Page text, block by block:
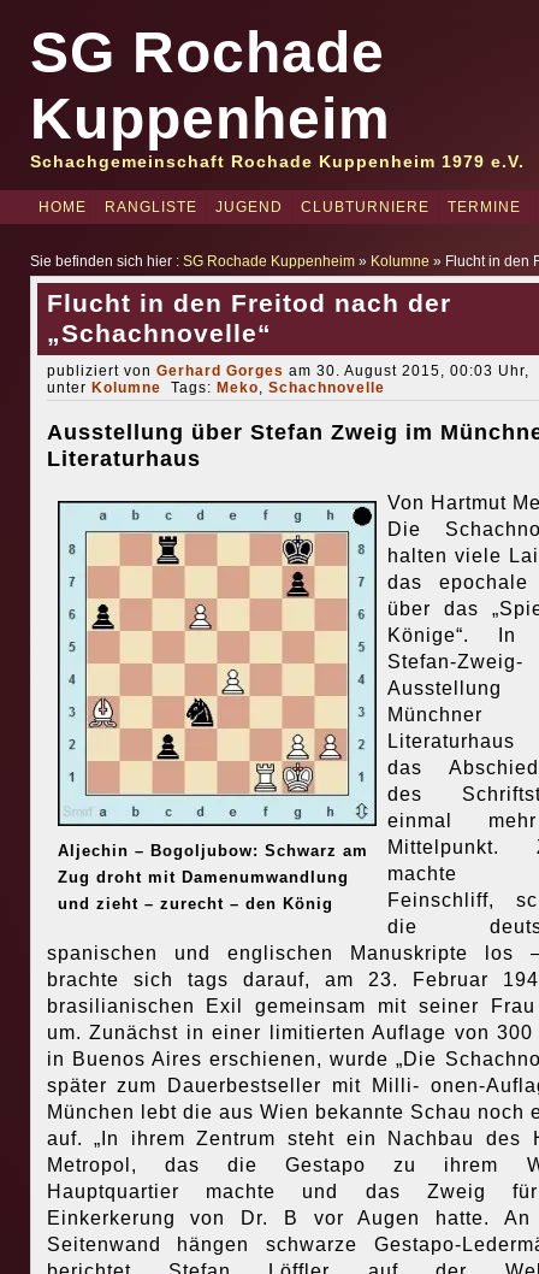
SG Rochade
Kuppenheim
Schachgemeinschaft Rochade Kuppenheim 1979 e.V.
HOME RANGLISTE JUGEND CLUBTURNIERE TERMINE
Sie befinden sich hier : SG Rochade Kuppenheim» Kolumne » Flucht in den
Flucht in den Freitod nach der
„Schachnovelle“
publiziert von Gerhard Gorges am 30. August 2015, 00:03 Uhr,
unter Kolumne Tags: Meko, Schachnovelle
Ausstellung über Stefan Zweig im
Literaturhaus
Aljechin – Bogoljubow: Schwarz am
Zug droht mit Damenumwandlung
und zieht – zurecht – den König
Von Hartmut
Die
halten viele
das epochale
über das
Könige“. In
Stefan-Zweig-
Münchner
Literaturhaus
das
des
einmal
Mittelpunkt.
machte
Feinschliff,
die
spanischen und englischen Manuskripte los
brachte sich tags darauf, am 23. Februar
brasilianischen Exil gemeinsam mit seiner
um. Zunächst in einer limitierten Auflage von 300
in Buenos Aires erschienen, wurde „Die
später zum Dauerbestseller mit Milli- onen-
München lebt die aus Wien bekannte Schau noch
auf. „In ihrem Zentrum steht ein Nachbau des
Metropol, das die Gestapo zu ihrem
Hauptquartier machte und das Zweig
Einkerkerung von Dr. B vor Augen hatte. An
Seitenwand hängen schwarze Gestapo-